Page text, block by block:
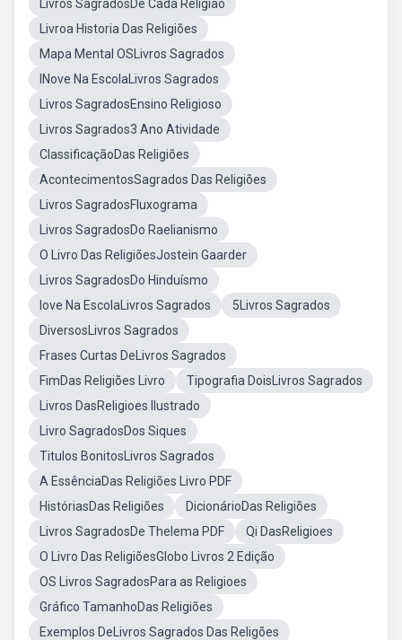
Livros SagradosDe Cada Religião
Livroa Historia Das Religiões
Mapa Mental OSLivros Sagrados
INove Na EscolaLivros Sagrados
Livros SagradosEnsino Religioso
Livros Sagrados3 Ano Atividade
ClassificaçãoDas Religiões
AcontecimentosSagrados Das Religiões
Livros SagradosFluxograma
Livros SagradosDo Raelianismo
O Livro Das ReligiõesJostein Gaarder
Livros SagradosDo Hinduísmo
Iove Na EscolaLivros Sagrados
5Livros Sagrados
DiversosLivros Sagrados
Frases Curtas DeLivros Sagrados
FimDas Religiões Livro
Tipografia DoisLivros Sagrados
Livros DasReligioes Ilustrado
Livro SagradosDos Siques
Titulos BonitosLivros Sagrados
A EssênciaDas Religiões Livro PDF
HistóriasDas Religiões
DicionárioDas Religiões
Livros SagradosDe Thelema PDF
Qi DasReligioes
O Livro Das ReligiõesGlobo Livros 2 Edição
OS Livros SagradosPara as Religioes
Gráfico TamanhoDas Religiões
Exemplos DeLivros Sagrados Das Religões